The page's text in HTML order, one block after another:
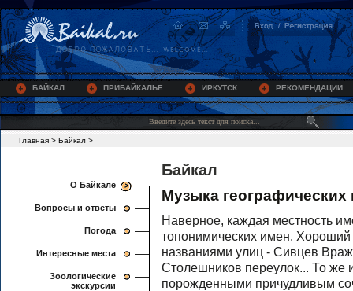
БАЙКАЛ ПРИБАЙКАЛЬЕ ИРКУТСК РЕКОМЕНДАЦИИ
Главная > Байкал >
О Байкале
Вопросы и ответы
Погода
Интересные места
Зоологические
экскурсии
Байкал
Музыка географических
Наверное, каждая местность
топонимических имен.
названиями улиц - Сивцев
Столешников переулок... То же
порожденными причудливым